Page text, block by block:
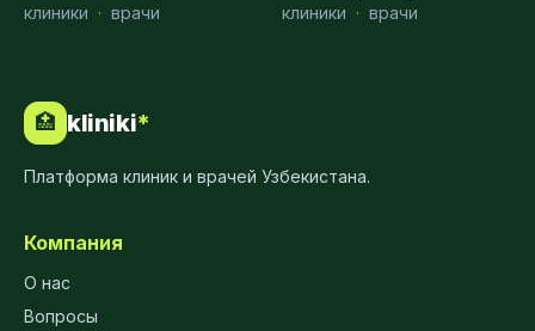
клиники · врачи
клиники · врачи
🏥 kliniki*
Платформа клиник и врачей Узбекистана.
Компания
О нас
Вопросы